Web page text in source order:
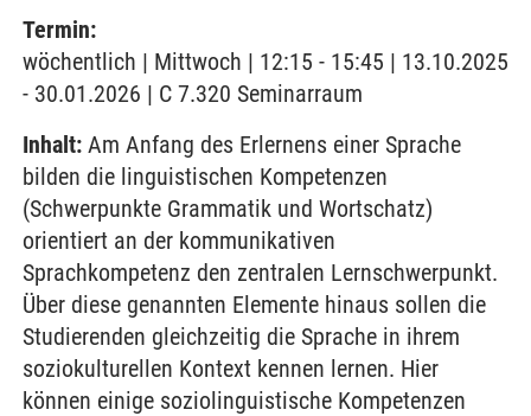
Termin:
wöchentlich | Mittwoch | 12:15 - 15:45 | 13.10.2025
- 30.01.2026 | C 7.320 Seminarraum
Inhalt: Am Anfang des Erlernens einer Sprache
bilden die linguistischen Kompetenzen
(Schwerpunkte Grammatik und Wortschatz)
orientiert an der kommunikativen
Sprachkompetenz den zentralen Lernschwerpunkt.
Über diese genannten Elemente hinaus sollen die
Studierenden gleichzeitig die Sprache in ihrem
soziokulturellen Kontext kennen lernen. Hier
können einige soziolinguistische Kompetenzen